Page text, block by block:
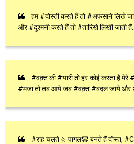
हम #दोस्ती करते हैं तो #अफसाने लिखे
और #दुश्मनी करते हैं तो #तारिखे लिखी जाती
#वक़्त की #यारी तो हर कोई करता है मेरे
#मजा तो तब आये जब #वक़्त #बदल जाये और
#राह चलते🚶 पागल🤡 बनते हैं दोस्त,